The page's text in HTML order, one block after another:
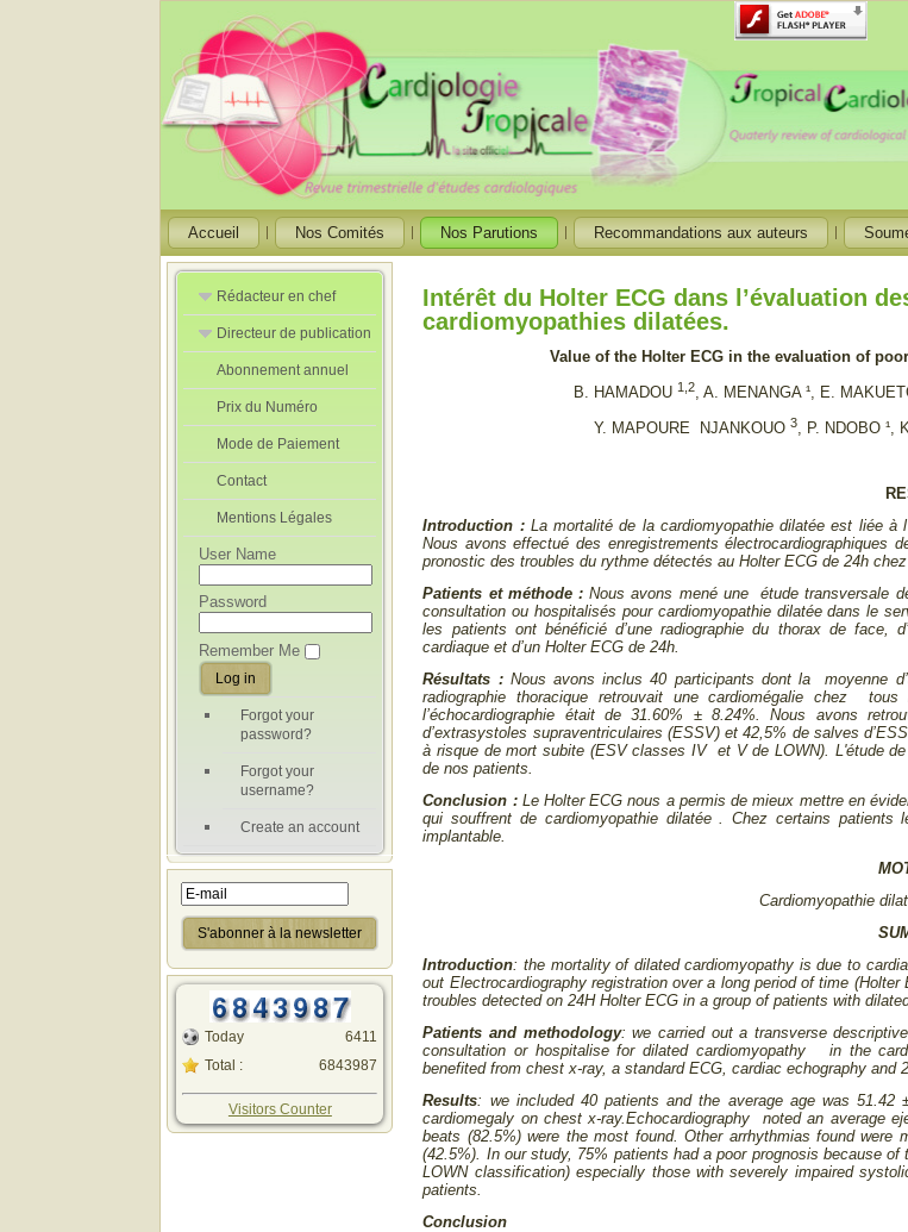
Accueil Nos Comités Nos Parutions Recommandations aux auteurs
Rédacteur en chef
Rédacteurs en
Chef Adjoint
Directeur de publication
Directeur de
publication
adjoint
Abonnement annuel
Prix du Numéro
Mode de Paiement
Contact
Mentions Légales
User Name
Password
Remember Me
Forgot your
password?
Forgot your
username?
Create an account
Today
Total :
6411
6843987
Visitors Counter
Intérêt du Holter ECG dans l’évaluation
cardiomyopathies dilatées.
Value of the Holter ECG in the evaluation of
B. HAMADOU1,2, A. MENANGA ¹, E.
Y. MAPOURE NJANKOUO3, P. NDOBO ¹,
Introduction : La mortalité de la cardiomyopathie dilatée est liée à
Nous avons effectué des enregistrements électrocardiographiques
pronostic des troubles du rythme détectés au Holter ECG de 24h
Patients et méthode :Nous avons mené une étude transversale
consultation ou hospitalisés pour cardiomyopathie dilatée dans le
les patients ont bénéficié d’une radiographie du thorax de face,
cardiaque et d’un Holter ECG de 24h.
Résultats : Nous avons inclus 40 participants dont la moyenne
radiographie thoracique retrouvait une cardiomégalie chez
l’échocardiographie était de 31.60% ± 8.24%. Nous avons
d’extrasystoles supraventriculaires (ESSV) et 42,5% de salves
à risque de mort subite (ESV classes IV et V de LOWN). L'étude
de nos patients.
Conclusion : Le Holter ECG nous a permis de mieux mettre en
qui souffrent de cardiomyopathie dilatée . Chez certains patients
implantable.
Cardiomyopathie
Introduction: the mortality of dilated cardiomyopathy is due to
out Electrocardiography registration over a long period of time
troubles detected on 24H Holter ECG in a group of patients with
Patients and methodology: we carried out a transverse
consultation or hospitalise for dilated cardiomyopathy in the
benefited from chest x-ray, a standard ECG, cardiac echography and
Results: we included 40 patients and the average age was
cardiomegaly on chest x-ray.Echocardiography noted an average
beats (82.5%) were the most found. Other arrhythmias found
(42.5%). In our study, 75% patients had a poor prognosis because
LOWN classification) especially those with severely impaired
patients.
Conclusion